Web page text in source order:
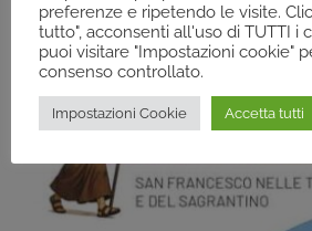
preferenze e ripetendo le visite.
tutto", acconsenti all'uso di TUTTI i
puoi visitare "Impostazioni cookie"
consenso controllato.
Impostazioni Cookie Accetta tutti